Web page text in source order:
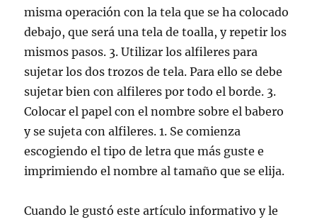
misma operación con la tela que se ha colocado
debajo, que será una tela de toalla, y repetir los
mismos pasos. 3. Utilizar los alfileres para
sujetar los dos trozos de tela. Para ello se debe
sujetar bien con alfileres por todo el borde. 3.
Colocar el papel con el nombre sobre el babero
y se sujeta con alfileres. 1. Se comienza
escogiendo el tipo de letra que más guste e
imprimiendo el nombre al tamaño que se elija.
Cuando le gustó este artículo informativo y le